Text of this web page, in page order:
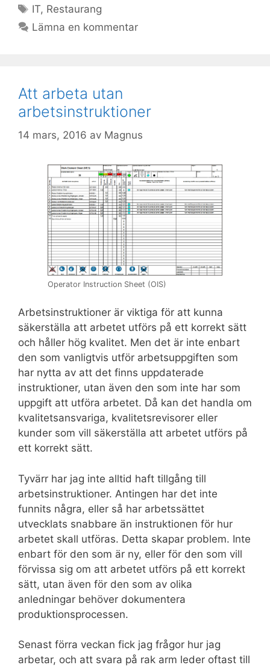
Etiketter
IT, Restaurang
Lämna en kommentar
Att arbeta utan
arbetsinstruktioner
14 mars, 2016 av Magnus
Operator Instruction Sheet (OIS)
Arbetsinstruktioner är viktiga för att kunna
säkerställa att arbetet utförs på ett korrekt sätt
och håller hög kvalitet. Men det är inte enbart
den som vanligtvis utför arbetsuppgiften som
har nytta av att det finns uppdaterade
instruktioner, utan även den som inte har som
uppgift att utföra arbetet. Då kan det handla om
kvalitetsansvariga, kvalitetsrevisorer eller
kunder som vill säkerställa att arbetet utförs på
ett korrekt sätt.
Tyvärr har jag inte alltid haft tillgång till
arbetsinstruktioner. Antingen har det inte
funnits några, eller så har arbetssättet
utvecklats snabbare än instruktionen för hur
arbetet skall utföras. Detta skapar problem. Inte
enbart för den som är ny, eller för den som vill
förvissa sig om att arbetet utförs på ett korrekt
sätt, utan även för den som av olika
anledningar behöver dokumentera
produktionsprocessen.
Senast förra veckan fick jag frågor hur jag
arbetar, och att svara på rak arm leder oftast till